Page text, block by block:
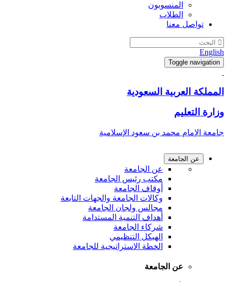
المنسوبون
الطلاب
تواصل معنا
English
Toggle navigation
المملكة العربية السعودية
وزارة التعليم
جامعة الإمام محمد بن سعود الإسلامية
عن الجامعة
عن الجامعة
مكتب رئيس الجامعة
أوقاف الجامعة
وكالات الجامعة والجهات التابعة
مجالس ولجان الجامعة
أهداف التنمية المستدامة
شركاء الجامعة
الهيكل التنظيمي
الخطة الاستراتيجية للجامعة
عن الجامعة